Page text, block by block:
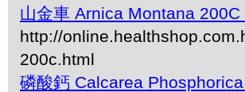
山金車 Arnica Montana 200C
http://
200c.html
磷酸鈣 Calcarea Phosphorica